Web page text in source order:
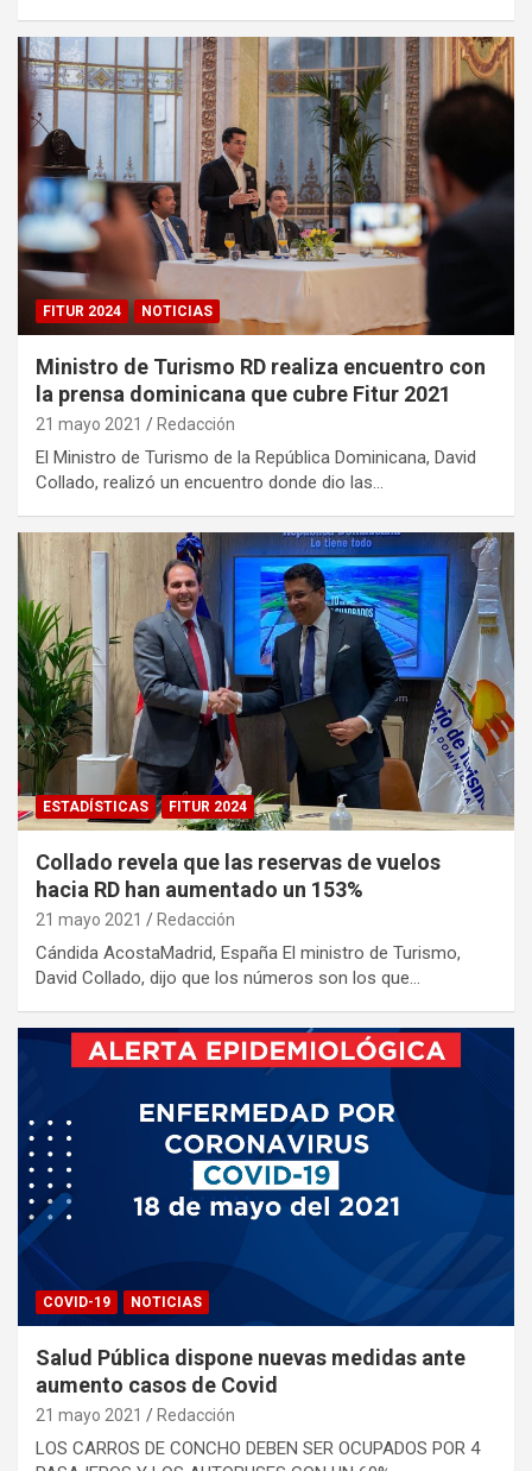
FITUR 2024 NOTICIAS
Ministro de Turismo RD realiza encuentro con
la prensa dominicana que cubre Fitur 2021
21 mayo 2021 Redacción
El Ministro de Turismo de la República Dominicana, David
Collado, realizó un encuentro donde dio las…
ESTADÍSTICAS FITUR 2024
Collado revela que las reservas de vuelos
hacia RD han aumentado un 153%
21 mayo 2021 Redacción
Cándida AcostaMadrid, España El ministro de Turismo,
David Collado, dijo que los números son los que…
COVID-19 NOTICIAS
Salud Pública dispone nuevas medidas ante
aumento casos de Covid
21 mayo 2021 Redacción
LOS CARROS DE CONCHO DEBEN SER OCUPADOS POR 4